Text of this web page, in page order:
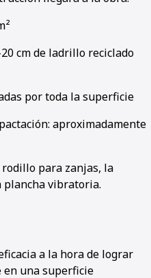
cm de ladrillo reciclado
por toda la superficie
aproximadamente
rodillo para zanjas, la
plancha vibratoria.
a la hora de lograr
en una superficie